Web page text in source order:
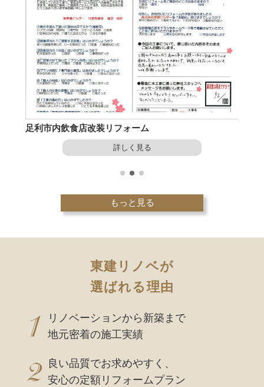
足利市内飲食店改装リフォーム
詳しく見る
もっと見る
東建リノベが
選ばれる理由
リノベーションから新築まで
地元密着の施工実績
良い品質でお求めやすく、
安心の定額リフォームプラン